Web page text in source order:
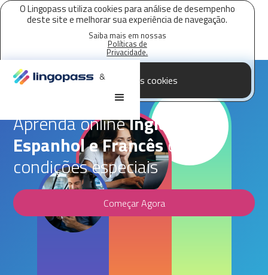
O Lingopass utiliza cookies para análise de desempenho
deste site e melhorar sua experiência de navegação.
Saiba mais em nossas
Políticas de
Privacidade.
Aceitar todos os cookies
&
Parceria Lingopass, ICL
Aprenda onlineInglês,
Espanhol e Francêscom
condições especiais
Começar Agora